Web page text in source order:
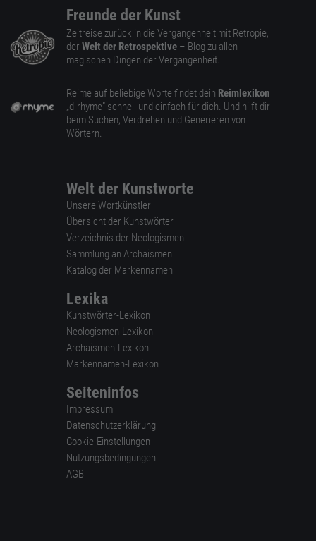
Freunde der Kunst
Zeitreise zurück in die Vergangenheit mit Retropie,
der Welt der Retrospektive – Blog zu allen
magischen Dingen der Vergangenheit.
Reime auf beliebige Worte findet dein Reimlexikon
„d-rhyme” schnell und einfach für dich. Und hilft dir
beim Suchen, Verdrehen und Generieren von
Wörtern.
Welt der Kunstworte
Unsere Wortkünstler
Übersicht der Kunstwörter
Verzeichnis der Neologismen
Sammlung an Archaismen
Katalog der Markennamen
Lexika
Kunstwörter-Lexikon
Neologismen-Lexikon
Archaismen-Lexikon
Markennamen-Lexikon
Seiteninfos
Impressum
Datenschutzerklärung
Cookie-Einstellungen
Nutzungsbedingungen
AGB